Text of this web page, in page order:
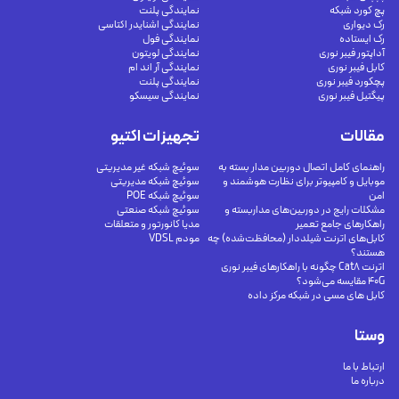
وستا
ارتباط با ما
درباره ما
پچ کورد شبکه
رک دیواری
رک ایستاده
آداپتور فیبر نوری
کابل فیبر نوری
پچکورد فیبر نوری
پیگتیل فیبر نوری
تجهیزات اکتیو
سوئیچ شبکه غیر مدیریتی
سوئیچ شبکه مدیریتی
سوئیچ شبکه POE
سوئیچ شبکه صنعتی
مدیا کانورتور و متعلقات
مودم VDSL
نمایندگی پلنت
نمایندگی اشنایدر اکتاسی
نمایندگی فول
نمایندگی لویتون
نمایندگی آر اند ام
نمایندگی پلنت
نمایندگی سیسکو
مقالات
راهنمای کامل اتصال دوربین مدار بسته به
موبایل و کامپیوتر برای نظارت هوشمند و
امن
مشکلات رایج در دوربین‌های مداربسته و
راهکارهای جامع تعمیر
کابل‌های اترنت شیلددار (محافظت‌شده) چه
هستند؟
اترنت Cat8 چگونه با راهکارهای فیبر نوری
40G مقایسه می‌شود؟
کابل های مسی در شبکه مرکز داده